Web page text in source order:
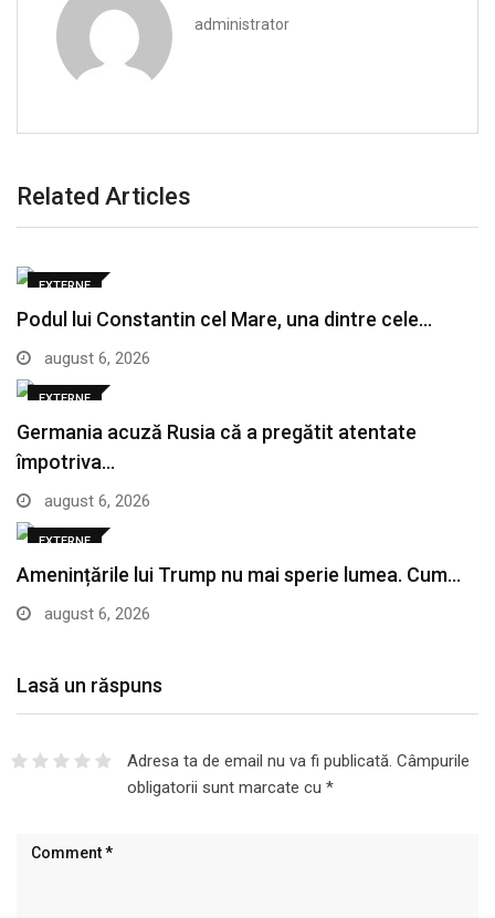
administrator
Related Articles
EXTERNE
Podul lui Constantin cel Mare, una dintre cele…
august 6, 2026
EXTERNE
Germania acuză Rusia că a pregătit atentate
împotriva…
august 6, 2026
EXTERNE
Amenințările lui Trump nu mai sperie lumea. Cum…
august 6, 2026
Lasă un răspuns
Adresa ta de email nu va fi publicată. Câmpurile
obligatorii sunt marcate cu *